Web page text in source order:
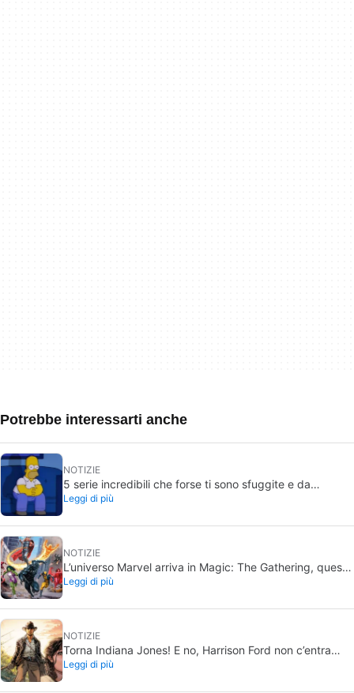
Potrebbe interessarti anche
NOTIZIE
5 serie incredibili che forse ti sono sfuggite e da
recuperare in estate
Leggi di più
NOTIZIE
L’universo Marvel arriva in Magic: The Gathering, questa
volta in grande stile
Leggi di più
NOTIZIE
Torna Indiana Jones! E no, Harrison Ford non c’entra
nulla con questo progetto
Leggi di più